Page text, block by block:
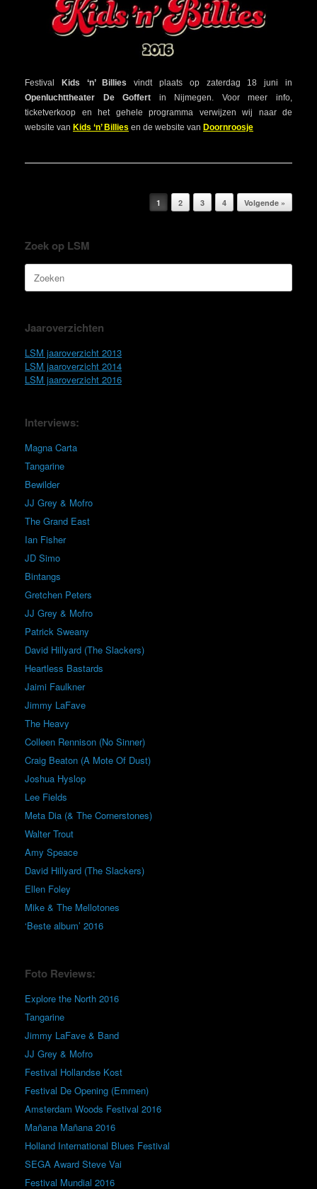
Festival Kids ‘n’ Billies
vindt plaats op zaterdag 18 juni in
Openluchttheater De Goffert in Nijmegen. Voor meer info,
ticketverkoop en het gehele programma verwijzen wij naar de
website van Kids ‘n’ Billies en de website van Doornroosje
1 2 3 4 Volgende »
Zoek op LSM
naar:
Jaaroverzichten
LSM jaaroverzicht 2013
LSM jaaroverzicht 2014
LSM jaaroverzicht 2016
Interviews:
Magna Carta
Tangarine
Bewilder
JJ Grey & Mofro
The Grand East
Ian Fisher
JD Simo
Bintangs
Gretchen Peters
JJ Grey & Mofro
Patrick Sweany
David Hillyard (The Slackers)
Heartless Bastards
Jaimi Faulkner
Jimmy LaFave
The Heavy
Colleen Rennison (No Sinner)
Craig Beaton (A Mote Of Dust)
Joshua Hyslop
Lee Fields
Meta Dia (& The Cornerstones)
Walter Trout
Amy Speace
David Hillyard (The Slackers)
Ellen Foley
Mike & The Mellotones
‘Beste album’ 2016
Foto Reviews:
Explore the North 2016
Tangarine
Jimmy LaFave & Band
JJ Grey & Mofro
Festival Hollandse Kost
Festival De Opening (Emmen)
Amsterdam Woods Festival 2016
Mañana Mañana 2016
Holland International Blues Festival
SEGA Award Steve Vai
Festival Mundial 2016